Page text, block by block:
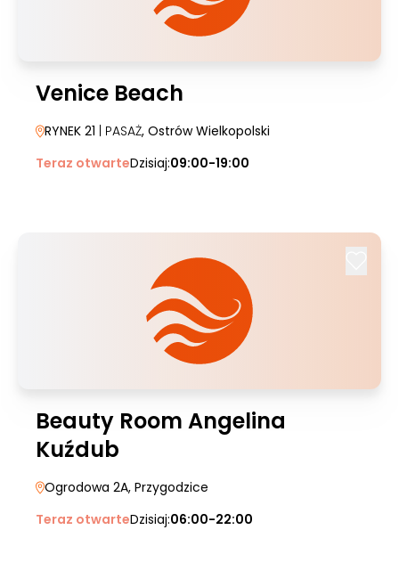
Venice Beach
RYNEK 21 | PASAŻ, Ostrów Wielkopolski
Teraz otwarteDzisiaj:09:00-19:00
Beauty Room Angelina
Kuźdub
Ogrodowa 2A, Przygodzice
Teraz otwarteDzisiaj:06:00-22:00